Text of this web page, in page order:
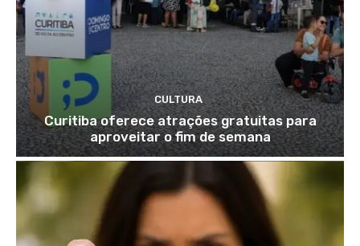
CULTURA
Curitiba oferece atrações gratuitas para
aproveitar o fim de semana